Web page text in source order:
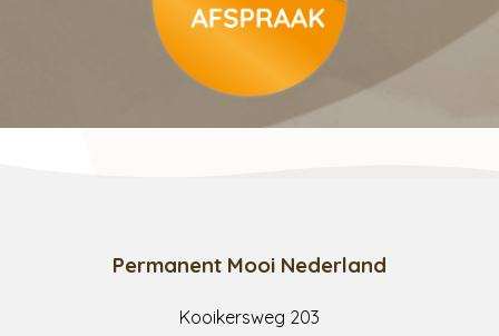
Permanent Mooi Nederland
Kooikersweg 203